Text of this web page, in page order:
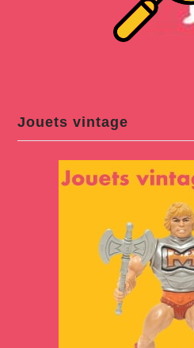
Jouets vintage